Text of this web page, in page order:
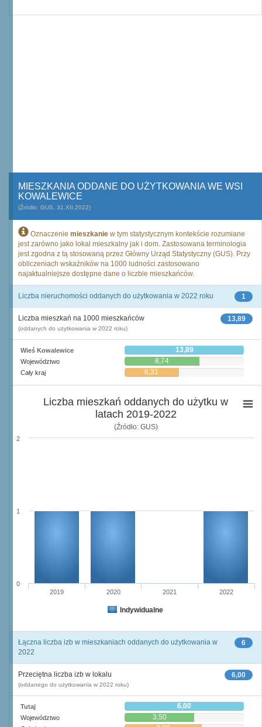
MIESZKANIA ODDANE DO UŻYTKOWANIA WE WSI
KOWALEWICE
(Źródło: GUS, 31.XII.2022)
Oznaczenie mieszkanie w tym statystycznym kontekście rozumiane
jest zarówno jako lokal mieszkalny jak i dom. Zastosowana terminologia
jest zgodna z tą stosowaną przez Główny Urząd Statystyczny (GUS). Przy
obliczeniach wskaźników na 1000 ludności zastosowano
najaktualniejsze dostępne dane o liczbie mieszkańców.
1
Liczba nieruchomości oddanych do użytkowania w 2022 roku
13,89
Liczba mieszkań na 1000 mieszkańców
(oddanych do użytkowania w 2022 roku)
Wieś Kowalewice 13,89
Województwo 8,74
Cały kraj 6,31
Liczba mieszkań oddanych do użytku w
latach 2019-2022
(Źródło: GUS)
Indywidualne
2019 2020 2021 2022
0
1
2
6
Łączna liczba izb w mieszkaniach oddanych do użytkowania w
2022
6,00
Przeciętna liczba izb w lokalu
(oddanego do użytkowania w 2022 roku)
Tutaj 6,00
Województwo 3,50